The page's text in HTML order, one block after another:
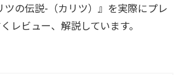
の伝説-（カリツ）』を実際にプレ
レビュー、解説しています。